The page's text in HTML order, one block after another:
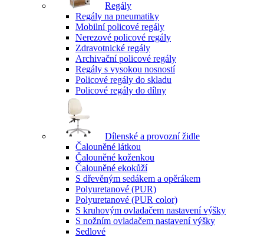
Regály
Regály na pneumatiky
Mobilní policové regály
Nerezové policové regály
Zdravotnické regály
Archivační policové regály
Regály s vysokou nosností
Policové regály do skladu
Policové regály do dílny
Dílenské a provozní židle
Čalouněné látkou
Čalouněné koženkou
Čalouněné ekokůží
S dřevěným sedákem a opěrákem
Polyuretanové (PUR)
Polyuretanové (PUR color)
S kruhovým ovladačem nastavení výšky
S nožním ovladačem nastavení výšky
Sedlové